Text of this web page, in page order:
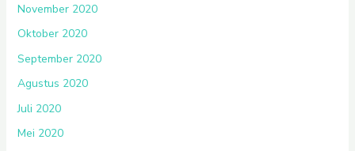
November 2020
Oktober 2020
September 2020
Agustus 2020
Juli 2020
Mei 2020